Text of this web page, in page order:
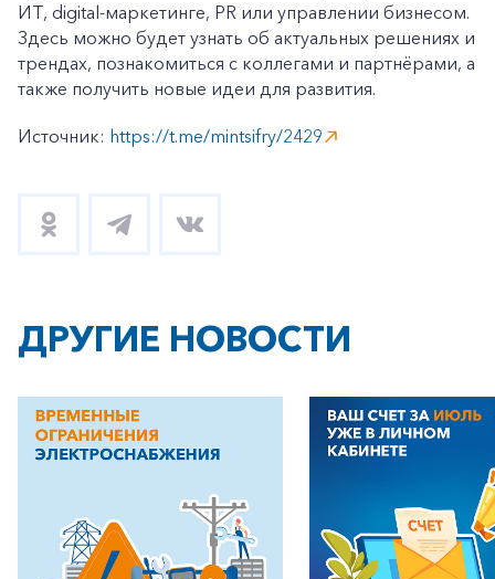
ИТ, digital-маркетинге, PR или управлении бизнесом.
Здесь можно будет узнать об актуальных решениях и
трендах, познакомиться с коллегами и партнёрами, а
также получить новые идеи для развития.
Источник: https://t.me/mintsifry/2429
ДРУГИЕ НОВОСТИ